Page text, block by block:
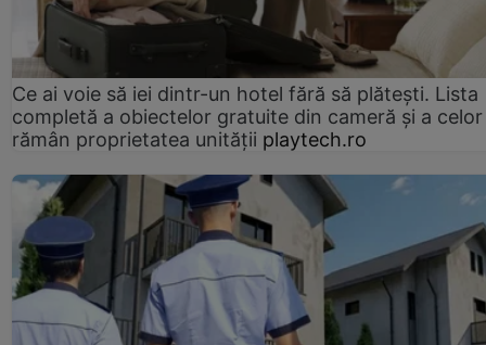
Ce ai voie să iei dintr-un hotel fără să plătești. Lista
completă a obiectelor gratuite din cameră și a
rămân proprietatea unității playtech.ro